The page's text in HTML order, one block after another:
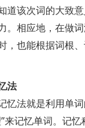
道该次词的大致
。相应地，在做
，也能根据词根
法
法就是利用单词
来记忆单词。记